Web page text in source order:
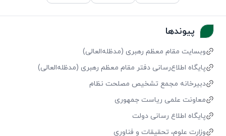
پیوندها
وبسایت مقام معظم رهبری (مد‌ظله‌العالی)
پایگاه اطلاع‌رسانی دفتر مقام معظم رهبری (مد‌ظله‌العالی)
دبیرخانه مجمع تشخیص مصلحت نظام
معاونت علمی ریاست جمهوری
پایگاه اطلاع رسانی دولت
وزارت علوم، تحقیقات و فناوری